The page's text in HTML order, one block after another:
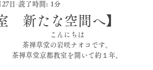
新たな空間へ】
日 読了時間: 1分
こんにちは
茶禅草堂の岩咲ナオコです。
茶禅草堂京都教室を開いて約１年。